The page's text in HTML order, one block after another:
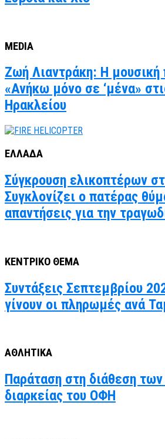
MEDIA
Ζωή Λιαντράκη: Η μουσική
«Ανήκω μόνο σε ‘μένα»
Ηρακλείου
ΕΛΛΑΔΑ
Σύγκρουση ελικοπτέρων
Συγκλονίζει ο πατέρας
απαντήσεις για την
ΚΕΝΤΡΙΚΟ ΘΕΜΑ
Συντάξεις Σεπτεμβρίου
γίνουν οι πληρωμές ανά
ΑΘΛΗΤΙΚΑ
Παράταση στη διάθεση των
διαρκείας του ΟΦΗ